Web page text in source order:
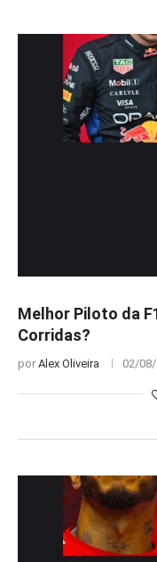
Melhor Piloto da
Corridas?
por Alex Oliveira 02/